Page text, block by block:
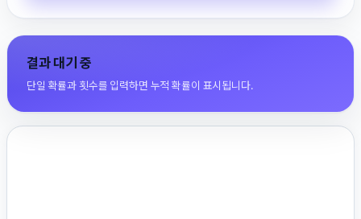
결과 대기 중
단일 확률과 횟수를 입력하면 누적 확률이 표시됩니다.